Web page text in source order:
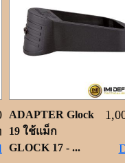
ADAPTER Glock
19 ใช้แม็ก
GLOCK 17 - ...